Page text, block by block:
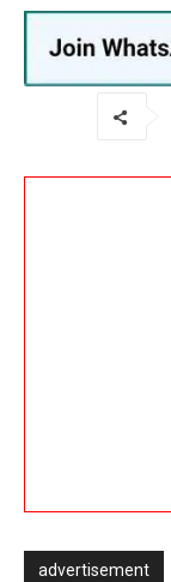
advertisement